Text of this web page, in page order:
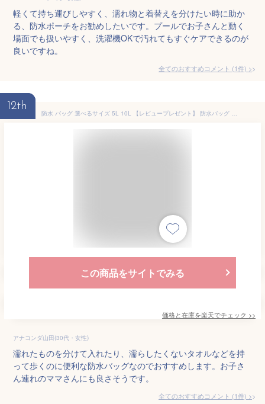
軽くて持ち運びしやすく、濡れ物と着替えを分けたい時に助か
る、防水ポーチをお勧めしたいです。プールでお子さんと動く
場面でも扱いやすく、洗濯機OKで汚れてもすぐケアできるのが
良いですね。
全てのおすすめコメント (1件) >
12th
防水 バッグ 選べるサイズ 5L 10L 【レビュープレゼント】 防水バッグ 耐水圧5000mm プール アウトドア 温泉 サウナ 雨 海水浴 水着 汚れた服入れ おむつ入れ 部活 スポーツ 運動 メンズ レディース 送料無料 1000円ポッキリ
この商品をサイトでみる
価格と在庫を楽天でチェック >>
アナコンダ山田(30代・女性)
濡れたものを分けて入れたり、濡らしたくないタオルなどを持
って歩くのに便利な防水バッグなのでおすすめします。お子さ
ん連れのママさんにも良さそうです。
全てのおすすめコメント (1件) >